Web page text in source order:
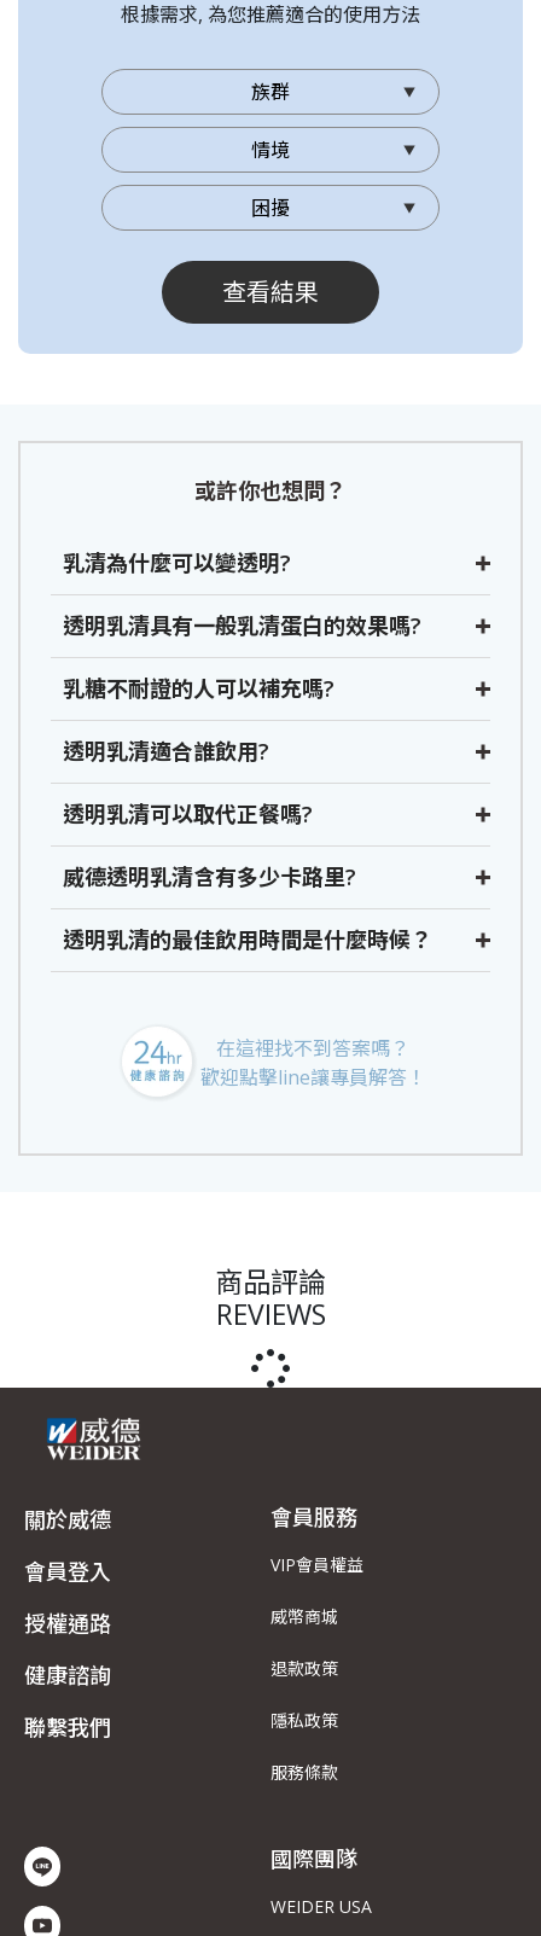
根據需求, 為您推薦適合的使用方法
查看結果
或許你也想問？
乳清為什麼可以變透明?
透明乳清具有一般乳清蛋白的效果嗎?
乳糖不耐證的人可以補充嗎?
透明乳清適合誰飲用?
透明乳清可以取代正餐嗎?
威德透明乳清含有多少卡路里?
透明乳清的最佳飲用時間是什麼時候？
在這裡找不到答案嗎？
歡迎點擊line讓專員解答！
商品評論
REVIEWS
關於威德
會員登入
授權通路
健康諮詢
聯繫我們
會員服務
VIP會員權益
威幣商城
退款政策
隱私政策
服務條款
國際團隊
WEIDER USA